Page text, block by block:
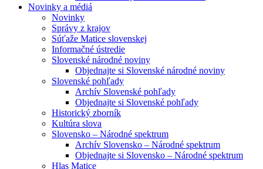
Novinky a médiá
Novinky
Správy z krajov
Súťaže Matice slovenskej
Informačné ústredie
Slovenské národné noviny
Objednajte si Slovenské národné noviny
Slovenské pohľady
Archív Slovenské pohľady
Objednajte si Slovenské pohľady
Historický zborník
Kultúra slova
Slovensko – Národné spektrum
Archív Slovensko – Národné spektrum
Objednajte si Slovensko – Národné spektrum
Hlas Matice